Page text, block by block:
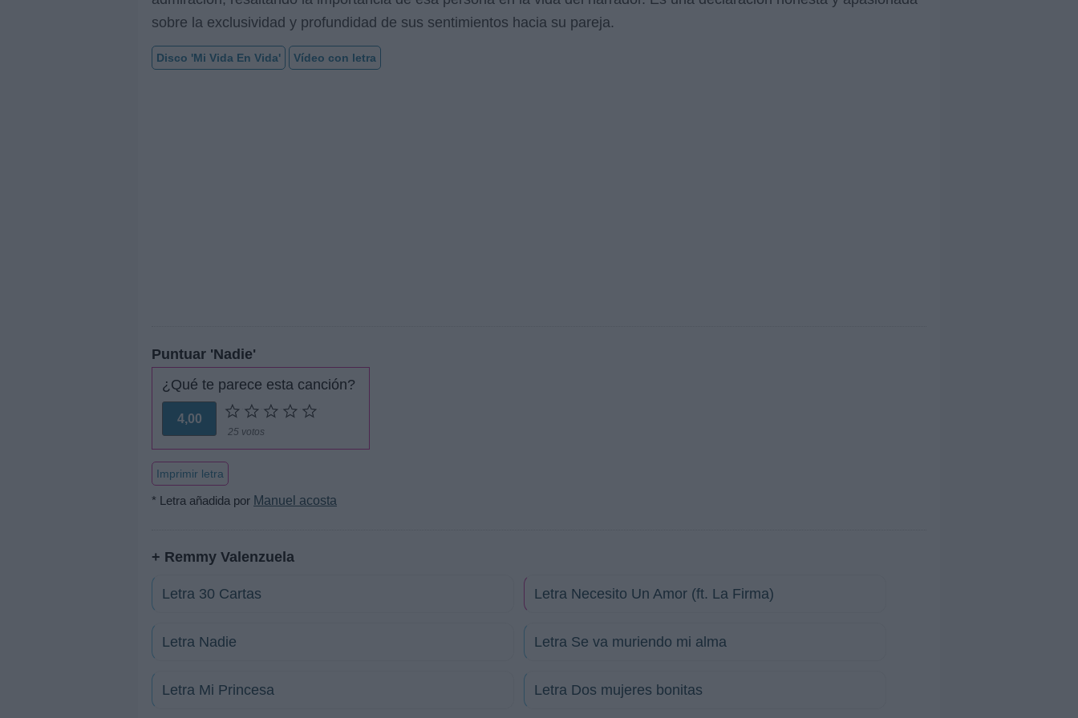
sobre la exclusividad y profundidad de sus sentimientos hacia su pareja.
Disco 'Mi Vida En Vida' Vídeo con letra
Puntuar 'Nadie'
¿Qué te parece esta canción?
4,00
25 votos
Imprimir letra
* Letra añadida por Manuel acosta
+ Remmy Valenzuela
Letra 30 Cartas Letra Necesito Un Amor (ft. La Firma)
Letra Nadie Letra Se va muriendo mi alma
Letra Mi Princesa Letra Dos mujeres bonitas